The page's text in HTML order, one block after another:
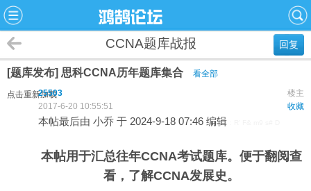
回复
CCNA题库战报
[题库发布] 思科CCNA历年题库集合 看全部
点击重新加载 楼主
25503
收藏
2017-6-20 10:55:51
本帖最后由 小乔 于 2024-9-18 07:46 编辑
本帖用于汇总往年CCNA考试题库。便于翻阅查
看，了解CCNA发展史。